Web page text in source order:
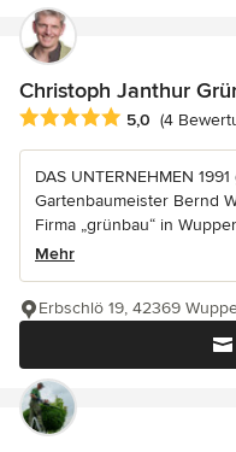
Christoph Janthur
Durchschnittliche
5,0 (4
DAS UNTERNEHMEN
Gartenbaumeister Bernd
Firma „grünbau“ in
Mehr
Erbschlö 19, 42369